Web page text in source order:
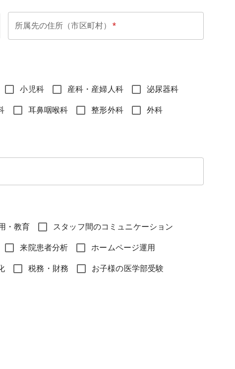
所属先の住所（市区町村） *
小児科 産科・産婦人科 泌尿器科
耳鼻咽喉科 整形外科 外科
・教育 スタッフ間のコミュニケーション
来院患者分析 ホームページ運用
税務・財務 お子様の医学部受験